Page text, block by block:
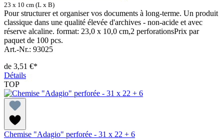
23 x 10 cm (L x B)
Pour structurer et organiser vos documents à long-terme. Un produit
classique dans une qualité élevée d'archives - non-acide et avec
réserve alcaline. format: 23,0 x 10,0 cm,2 perforationsPrix par
paquet de 100 pcs.
Art.-Nr.: 93025
de 3,51 €*
Détails
TOP
Chemise "Adagio" perforée - 31 x 22 + 6